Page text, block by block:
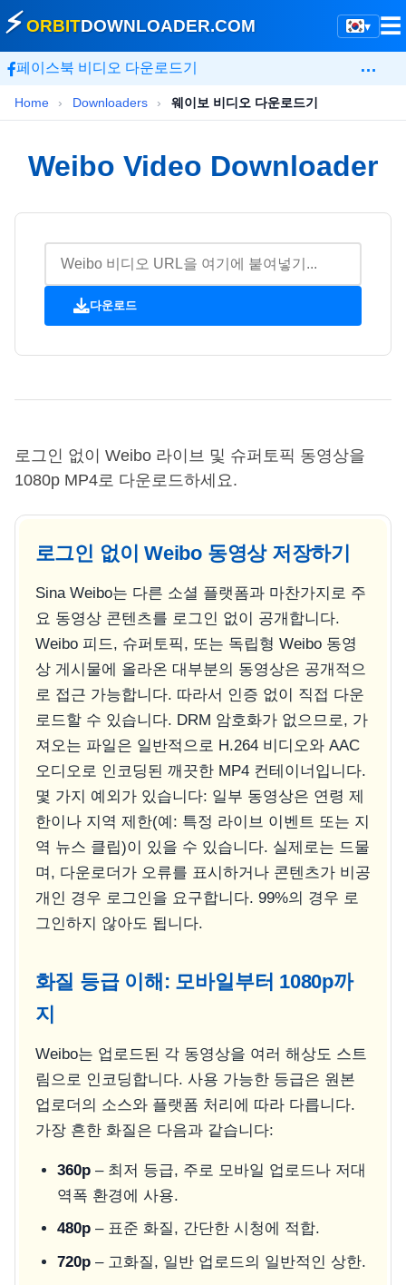
▾
⚡ORBITDOWNLOADER.COM ☰
페이스북 비디오 다운로드기 …
Home › Downloaders › 웨이보 비디오 다운로드기
Weibo Video Downloader
다운로드
로그인 없이 Weibo 라이브 및 슈퍼토픽 동영상을
1080p MP4로 다운로드하세요.
로그인 없이 Weibo 동영상 저장하기
Sina Weibo는 다른 소셜 플랫폼과 마찬가지로 주
요 동영상 콘텐츠를 로그인 없이 공개합니다.
Weibo 피드, 슈퍼토픽, 또는 독립형 Weibo 동영
상 게시물에 올라온 대부분의 동영상은 공개적으
로 접근 가능합니다. 따라서 인증 없이 직접 다운
로드할 수 있습니다. DRM 암호화가 없으므로, 가
져오는 파일은 일반적으로 H.264 비디오와 AAC
오디오로 인코딩된 깨끗한 MP4 컨테이너입니다.
몇 가지 예외가 있습니다: 일부 동영상은 연령 제
한이나 지역 제한(예: 특정 라이브 이벤트 또는 지
역 뉴스 클립)이 있을 수 있습니다. 실제로는 드물
며, 다운로더가 오류를 표시하거나 콘텐츠가 비공
개인 경우 로그인을 요구합니다. 99%의 경우 로
그인하지 않아도 됩니다.
화질 등급 이해: 모바일부터 1080p까
지
Weibo는 업로드된 각 동영상을 여러 해상도 스트
림으로 인코딩합니다. 사용 가능한 등급은 원본
업로더의 소스와 플랫폼 처리에 따라 다릅니다.
가장 흔한 화질은 다음과 같습니다:
360p– 최저 등급, 주로 모바일 업로드나 저대
역폭 환경에 사용.
480p– 표준 화질, 간단한 시청에 적합.
720p– 고화질, 일반 업로드의 일반적인 상한.